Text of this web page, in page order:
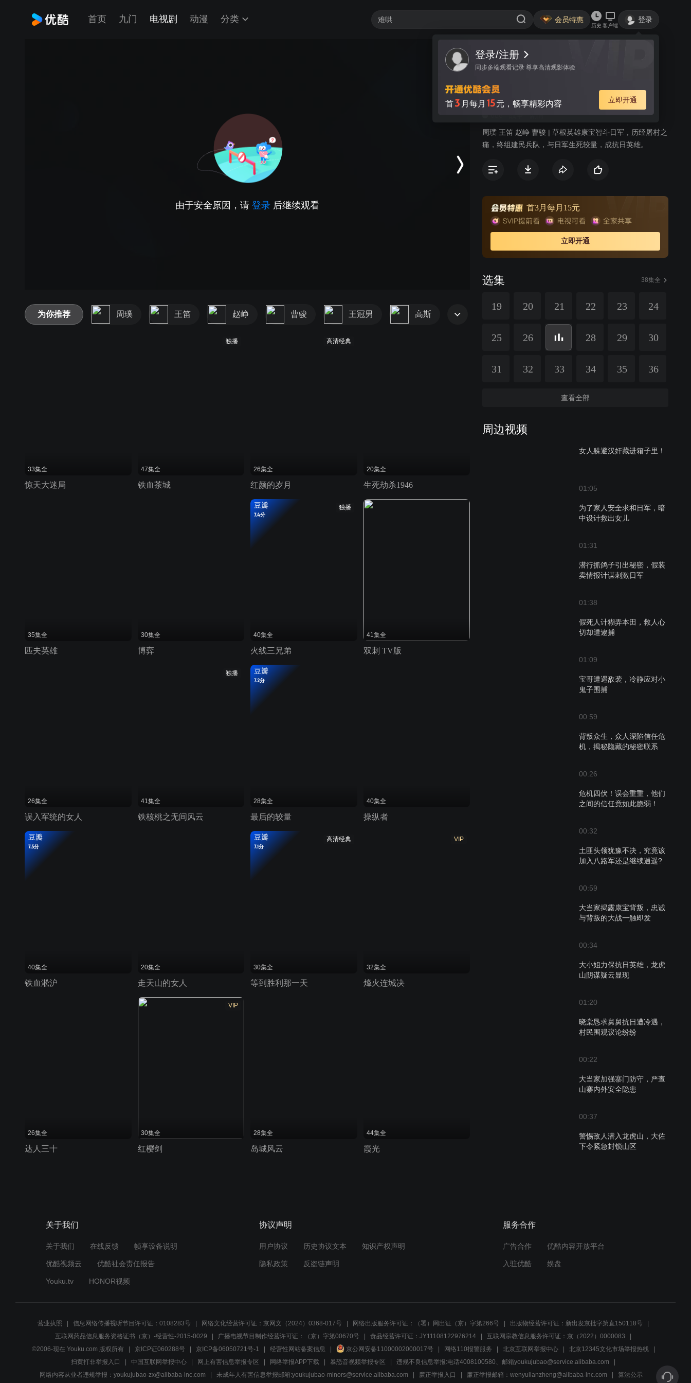
首页 九门 电视剧 动漫 分类 会员特惠
历史 客户端
登录
登录/注册
同步多端观看记录 尊享高清观影体验
首3 月每月 15元，畅享精彩内容 立即开通
由于安全原因，请 登录 后继续观看
视频 讨论
民兵康宝
剧情
周璞 王笛 赵峥 曹骏 | 草根英雄康宝智斗日军，历经屠村之
痛，终组建民兵队，与日军生死较量，成抗日英雄。
首3月每月15元
立即开通
选集 38集全
19 20 21 22 23 24
25 26 28 29 30
31 32 33 34 35 36
查看全部
周边视频
女人躲避汉奸藏进箱子里！
01:05
为了家人安全求和日军，暗
中设计救出女儿
01:31
潜行抓鸽子引出秘密，假装
卖情报计谋刺激日军
01:38
假死人计糊弄本田，救人心
切却遭逮捕
01:09
宝哥遭遇敌袭，冷静应对小
鬼子围捕
00:59
背叛众生，众人深陷信任危
机，揭秘隐藏的秘密联系
00:26
危机四伏！误会重重，他们
之间的信任竟如此脆弱！
00:32
土匪头领犹豫不决，究竟该
加入八路军还是继续逍遥?
00:59
大当家揭露康宝背叛，忠诚
与背叛的大战一触即发
00:34
大小姐力保抗日英雄，龙虎
山阴谋疑云显现
01:20
晓棠恳求舅舅抗日遭冷遇，
村民围观议论纷纷
00:22
大当家加强寨门防守，严查
山寨内外安全隐患
00:37
警惕敌人潜入龙虎山，大佐
下令紧急封锁山区
二当家誓为死去兄弟复仇，
00:41
日本司令官与新机场工程师
刘继业的首次见面会
为你推荐 周璞 王笛 赵峥 曹骏 王冠男 高斯
33集全
惊天大迷局
独播
47集全
铁血茶城
高清经典
26集全
红颜的岁月
20集全
生死劫杀1946
35集全
匹夫英雄
30集全
博弈
独播
豆瓣
7.4分
40集全
火线三兄弟
41集全
双刺 TV版
26集全
误入军统的女人
独播
41集全
铁核桃之无间风云
豆瓣
7.2分
28集全
最后的较量
40集全
操纵者
豆瓣
7.5分
40集全
铁血淞沪
20集全
走天山的女人
高清经典
豆瓣
7.1分
30集全
等到胜利那一天
VIP
32集全
烽火连城决
26集全
达人三十
VIP
30集全
红樱剑
28集全
岛城风云
44集全
霞光
关于我们
关于我们 在线反馈 帧享设备说明
优酷视频云 优酷社会责任报告
Youku.tv HONOR视频
协议声明
用户协议 历史协议文本 知识产权声明
隐私政策 反盗链声明
服务合作
广告合作 优酷内容开放平台
入驻优酷 娱盘
营业执照 信息网络传播视听节目许可证：0108283号 网络文化经营许可证：京网文（2024）0368-017号 网络出版服务许可证：（署）网出证（京）字第266号
出版物经营许可证：新出发京批字第直150118号
互联网药品信息服务资格证书（京）-经营性-2015-0029
广播电视节目制作经营许可证：（京）字第00670号 食品经营许可证：JY11108122976214
互联网宗教信息服务许可证：京（2022）0000083
©2006-现在 Youku.com 版权所有
京ICP证060288号 京ICP备06050721号-1 经营性网站备案信息 京公网安备11000002000017号 网络110报警服务 北京互联网举报中心
北京12345文化市场举报热线
扫黄打非举报入口
中国互联网举报中心 网上有害信息举报专区 网络举报APP下载 暴恐音视频举报专区
违规不良信息举报:电话4008100580、邮箱youkujubao@service.alibaba.com
网络内容从业者违规举报：youkujubao-zx@alibaba-inc.com
未成年人有害信息举报邮箱:youkujubao-minors@service.alibaba.com 廉正举报入口 廉正举报邮箱：wenyulianzheng@alibaba-inc.com 算法公示